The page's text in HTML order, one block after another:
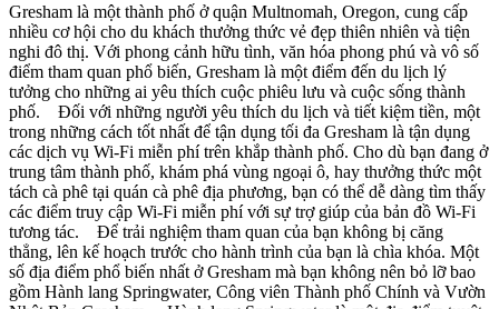
Gresham là một thành phố ở quận Multnomah, Oregon, cung cấp
nhiều cơ hội cho du khách thưởng thức vẻ đẹp thiên nhiên và tiện
nghi đô thị. Với phong cảnh hữu tình, văn hóa phong phú và vô số
điểm tham quan phổ biến, Gresham là một điểm đến du lịch lý
tưởng cho những ai yêu thích cuộc phiêu lưu và cuộc sống thành
phố. Đối với những người yêu thích du lịch và tiết kiệm tiền, một
trong những cách tốt nhất để tận dụng tối đa Gresham là tận dụng
các dịch vụ Wi-Fi miễn phí trên khắp thành phố. Cho dù bạn đang ở
trung tâm thành phố, khám phá vùng ngoại ô, hay thưởng thức một
tách cà phê tại quán cà phê địa phương, bạn có thể dễ dàng tìm thấy
các điểm truy cập Wi-Fi miễn phí với sự trợ giúp của bản đồ Wi-Fi
tương tác. Để trải nghiệm tham quan của bạn không bị căng
thẳng, lên kế hoạch trước cho hành trình của bạn là chìa khóa. Một
số địa điểm phổ biến nhất ở Gresham mà bạn không nên bỏ lỡ bao
gồm Hành lang Springwater, Công viên Thành phố Chính và Vườn